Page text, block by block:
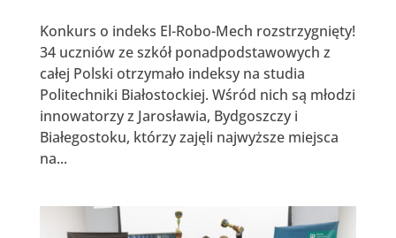
Konkurs o indeks El-Robo-Mech rozstrzygnięty!
34 uczniów ze szkół ponadpodstawowych z
całej Polski otrzymało indeksy na studia
Politechniki Białostockiej. Wśród nich są młodzi
innowatorzy z Jarosławia, Bydgoszczy i
Białegostoku, którzy zajęli najwyższe miejsca
na...